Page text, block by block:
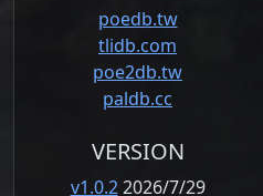
poedb.tw
tlidb.com
poe2db.tw
paldb.cc
VERSION
v1.0.22026/7/29